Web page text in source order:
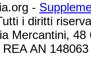
-
i diritti
Mercantini,
REA AN